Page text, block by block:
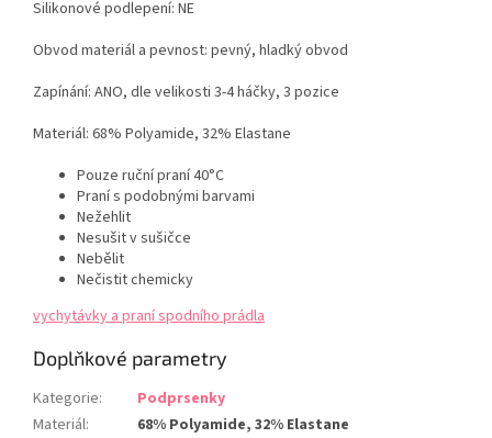
Silikonové podlepení: NE
Obvod materiál a pevnost: pevný, hladký obvod
Zapínání: ANO, dle velikosti 3-4 háčky, 3 pozice
Materiál: 68% Polyamide, 32% Elastane
Pouze ruční praní 40°C
Praní s podobnými barvami
Nežehlit
Nesušit v sušičce
Nebělit
Nečistit chemicky
vychytávky a praní spodního prádla
Doplňkové parametry
Kategorie:
Podprsenky
Materiál:
68% Polyamide, 32% Elastane